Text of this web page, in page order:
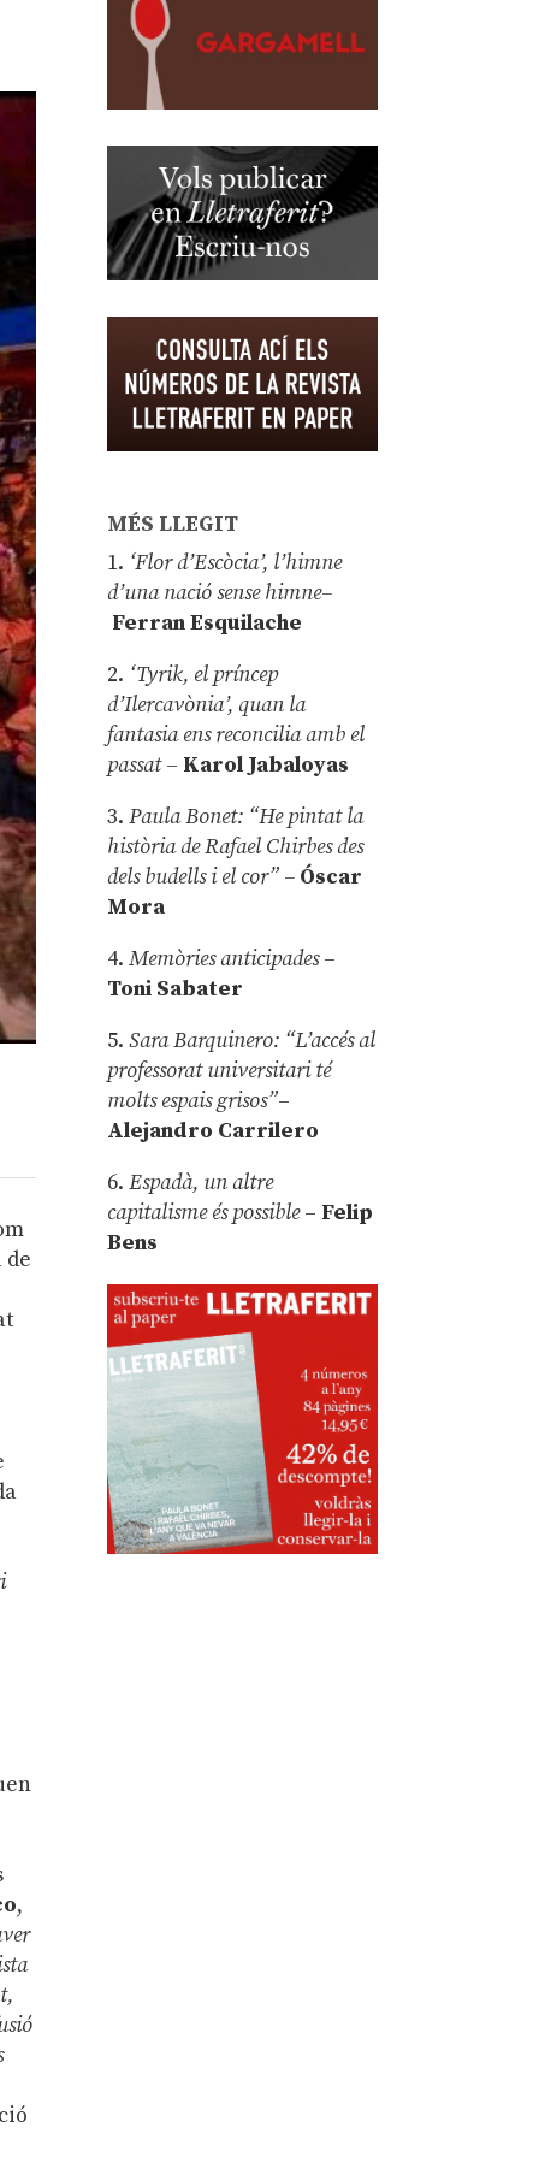
,
MÉS LLEGIT
1. ‘Flor d’Escòcia’, l’himne
d’una nació sense himne–
Ferran Esquilache
2. ‘Tyrik, el príncep
d’Ilercavònia’, quan la
fantasia ens reconcilia amb el
passat– Karol Jabaloyas
3.Paula Bonet: “He pintat la
història de Rafael Chirbes des
dels budells i el cor” – Óscar
Mora
4.Memòries anticipades–
Toni Sabater
5.Sara Barquinero: “L’accés al
professorat universitari té
molts espais grisos”–
Alejandro Carrilero
6.Espadà, un altre
capitalisme és possible – Felip
Bens